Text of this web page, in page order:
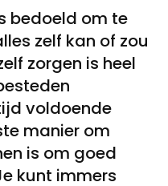
bedoeld om te
zelf kan of zou
zorgen is heel
voldoende
manier om
is om goed
kunt immers